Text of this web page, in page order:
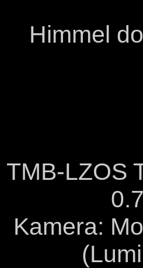
Himmel
TMB-LZOS
Kamera: